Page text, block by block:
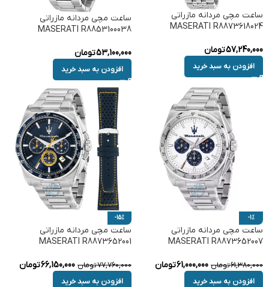
ساعت مچی مردانه مازراتی
MASERATI R8873618024
57,240,000تومان
افزودن به سبد خرید
ساعت مچی مردانه مازراتی
MASERATI R8853100038
53,100,000تومان
افزودن به سبد خرید
-1%
ساعت مچی مردانه مازراتی
MASERATI R8873652007
61,380,000تومان 61,000,000تومان
افزودن به سبد خرید
-15%
ساعت مچی مردانه مازراتی
MASERATI R8873652001
77,760,000تومان 66,150,000تومان
افزودن به سبد خرید